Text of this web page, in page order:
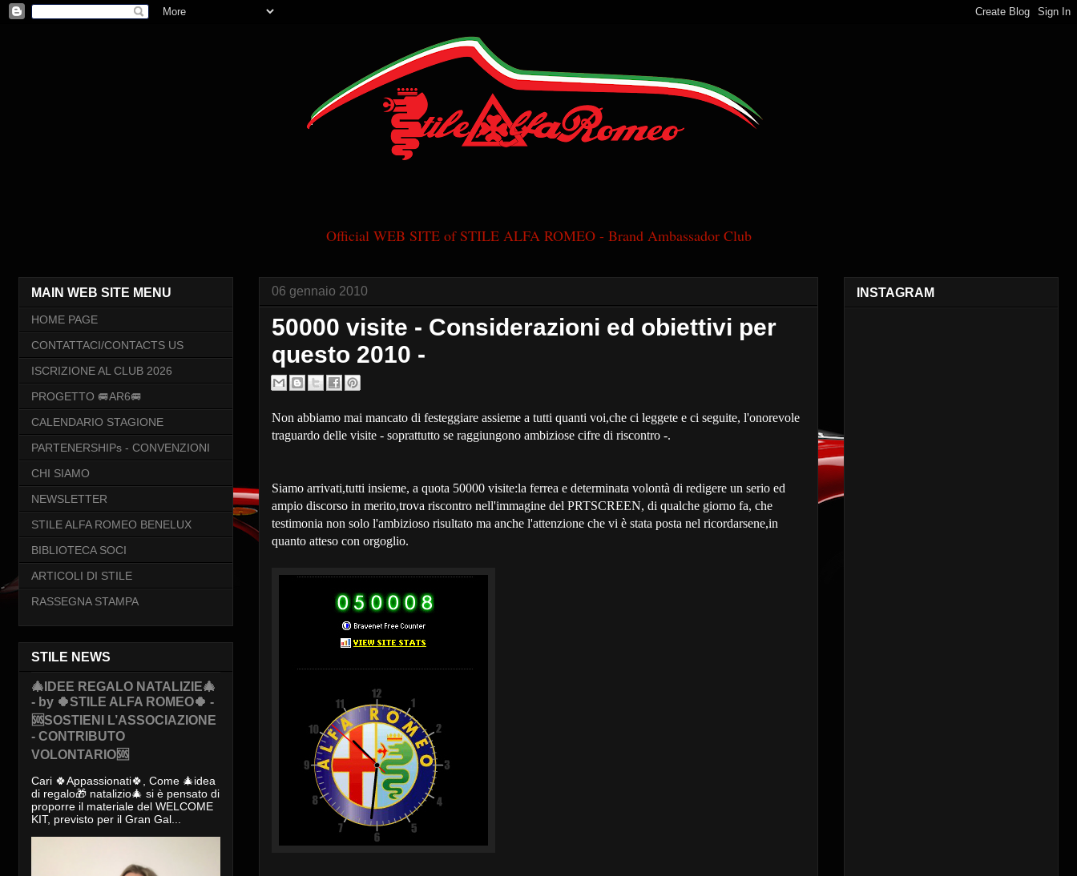
Official WEB SITE of STILE ALFA ROMEO - Brand Ambassador Club
06 gennaio 2010
50000 visite - Considerazioni ed obiettivi per
questo 2010 -
Non abbiamo mai mancato di festeggiare assieme a tutti quanti voi,che ci leggete e ci seguite, l'onorevole
traguardo delle visite - soprattutto se raggiungono ambiziose cifre di riscontro -.
Siamo arrivati,tutti insieme, a quota 50000 visite:la ferrea e determinata volontà di redigere un serio ed
ampio discorso in merito,trova riscontro nell'immagine del PRTSCREEN, di qualche giorno fa, che
testimonia non solo l'ambizioso risultato ma anche l'attenzione che vi è stata posta nel ricordarsene,in
quanto atteso con orgoglio.
MAIN WEB SITE MENU
HOME PAGE
CONTATTACI/CONTACTS US
ISCRIZIONE AL CLUB 2026
PROGETTO 🚐AR6🚐
CALENDARIO STAGIONE
PARTENERSHIPs - CONVENZIONI
CHI SIAMO
NEWSLETTER
STILE ALFA ROMEO BENELUX
BIBLIOTECA SOCI
ARTICOLI DI STILE
RASSEGNA STAMPA
STILE NEWS
🎄IDEE REGALO NATALIZIE🎄
- by 🍀STILE ALFA ROMEO🍀 -
🆘SOSTIENI L’ASSOCIAZIONE
- CONTRIBUTO
VOLONTARIO🆘
Cari 🍀Appassionati🍀, Come 🎄idea
di regalo🎁 natalizio🎄 si è pensato di
proporre il materiale del WELCOME
KIT, previsto per il Gran Gal...
INSTAGRAM